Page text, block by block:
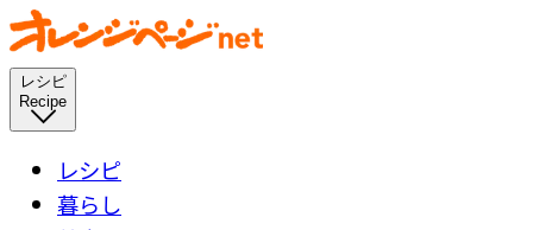
レシピ
Recipe
レシピ
暮らし